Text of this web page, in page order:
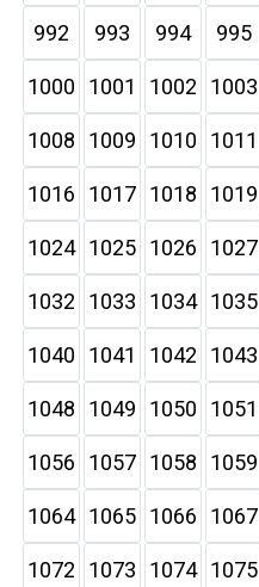
992 993 994 995
1000 1001 1002 1003
1008 1009 1010 1011
1016 1017 1018 1019
1024 1025 1026 1027
1032 1033 1034 1035
1040 1041 1042 1043
1048 1049 1050 1051
1056 1057 1058 1059
1064 1065 1066 1067
1072 1073 1074 1075